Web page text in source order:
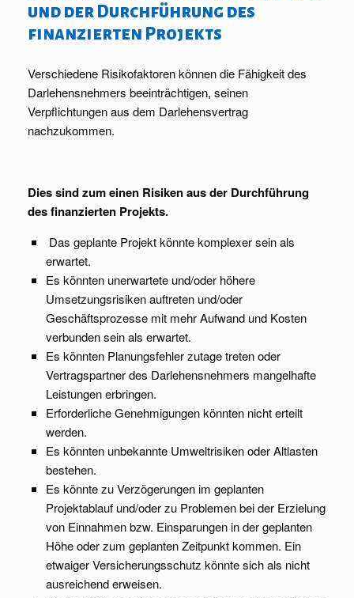
und der Durchführung des
finanzierten Projekts
Verschiedene Risikofaktoren können die Fähigkeit des
Darlehensnehmers beeinträchtigen, seinen
Verpflichtungen aus dem Darlehensvertrag
nachzukommen.
Dies sind zum einen Risiken aus der Durchführung
des finanzierten Projekts.
Das geplante Projekt könnte komplexer sein als
erwartet.
Es könnten unerwartete und/oder höhere
Umsetzungsrisiken auftreten und/oder
Geschäftsprozesse mit mehr Aufwand und Kosten
verbunden sein als erwartet.
Es könnten Planungsfehler zutage treten oder
Vertragspartner des Darlehensnehmers mangelhafte
Leistungen erbringen.
Erforderliche Genehmigungen könnten nicht erteilt
werden.
Es könnten unbekannte Umweltrisiken oder Altlasten
bestehen.
Es könnte zu Verzögerungen im geplanten
Projektablauf und/oder zu Problemen bei der Erzielung
von Einnahmen bzw. Einsparungen in der geplanten
Höhe oder zum geplanten Zeitpunkt kommen. Ein
etwaiger Versicherungsschutz könnte sich als nicht
ausreichend erweisen.